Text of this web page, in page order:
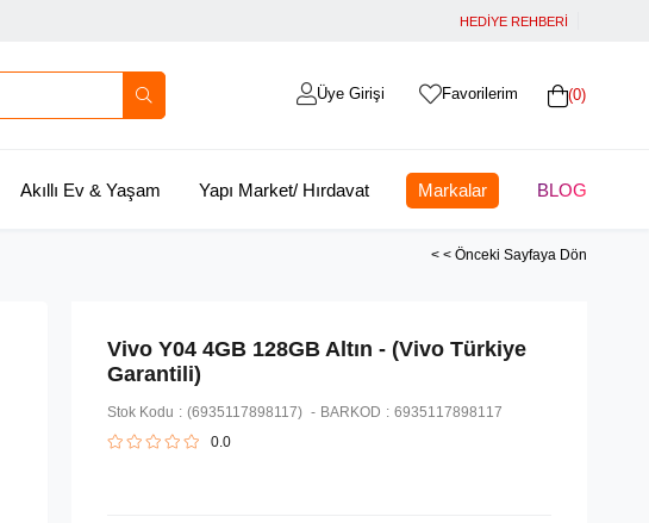
HEDİYE REHBERİ
0
Favorilerim
Üye Girişi
Akıllı Ev & Yaşam Yapı Market/ Hırdavat Markalar BLOG
< < Önceki Sayfaya Dön
Vivo Y04 4GB 128GB Altın - (Vivo Türkiye
Garantili)
Stok Kodu (6935117898117) BARKOD : 6935117898117
0.0